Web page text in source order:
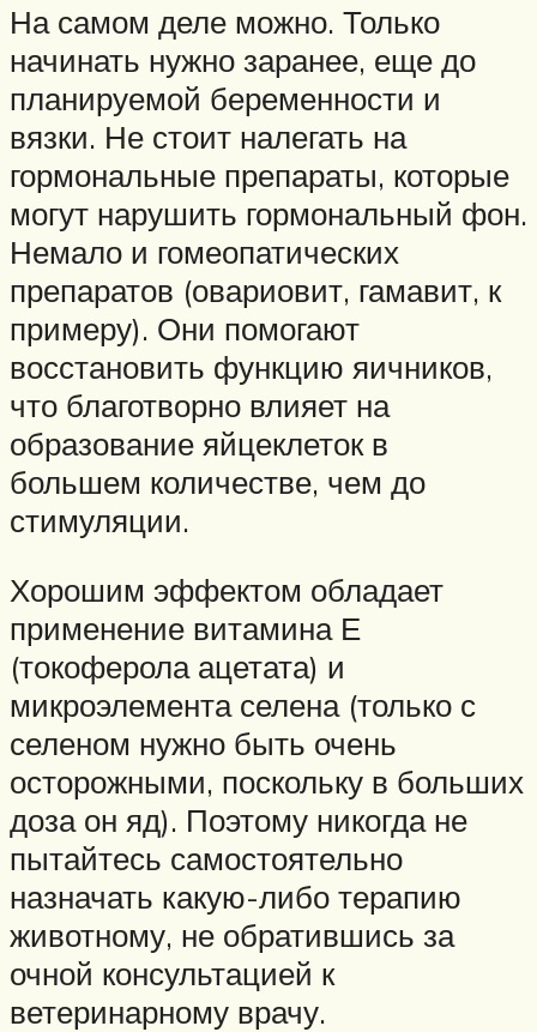
На самом деле можно. Только
начинать нужно заранее, еще до
планируемой беременности и
вязки. Не стоит налегать на
гормональные препараты, которые
могут нарушить гормональный фон.
Немало и гомеопатических
препаратов (овариовит, гамавит, к
примеру). Они помогают
восстановить функцию яичников,
что благотворно влияет на
образование яйцеклеток в
большем количестве, чем до
стимуляции.
Хорошим эффектом обладает
применение витамина Е
(токоферола ацетата) и
микроэлемента селена (только с
селеном нужно быть очень
осторожными, поскольку в больших
доза он яд). Поэтому никогда не
пытайтесь самостоятельно
назначать какую-либо терапию
животному, не обратившись за
очной консультацией к
ветеринарному врачу.